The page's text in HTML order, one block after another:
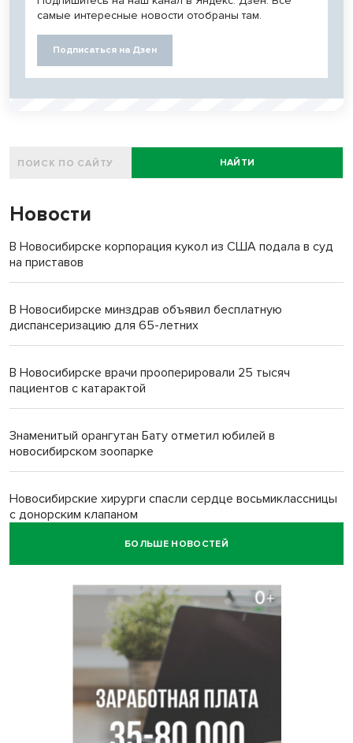
самые интересные новости отобраны там.
Подписаться на Дзен
НАЙТИ
Новости
В Новосибирске корпорация кукол из США подала в суд
на приставов
В Новосибирске минздрав объявил бесплатную
диспансеризацию для 65-летних
В Новосибирске врачи прооперировали 25 тысяч
пациентов с катарактой
Знаменитый орангутан Бату отметил юбилей в
новосибирском зоопарке
Новосибирские хирурги спасли сердце восьмиклассницы
с донорским клапаном
БОЛЬШЕ НОВОСТЕЙ